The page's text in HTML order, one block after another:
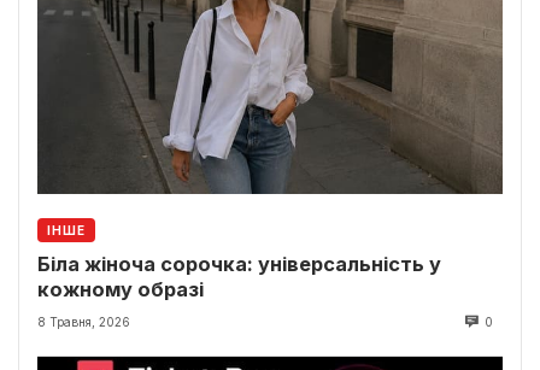
ІНШЕ
Біла жіноча сорочка: універсальність у
кожному образі
8 Травня, 2026 0